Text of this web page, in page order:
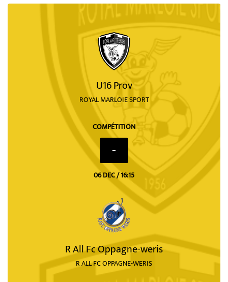
U16 Prov
ROYAL MARLOIE SPORT
COMPÉTITION
-
06 DEC / 16:15
R All Fc Oppagne-weris
R ALL FC OPPAGNE-WERIS